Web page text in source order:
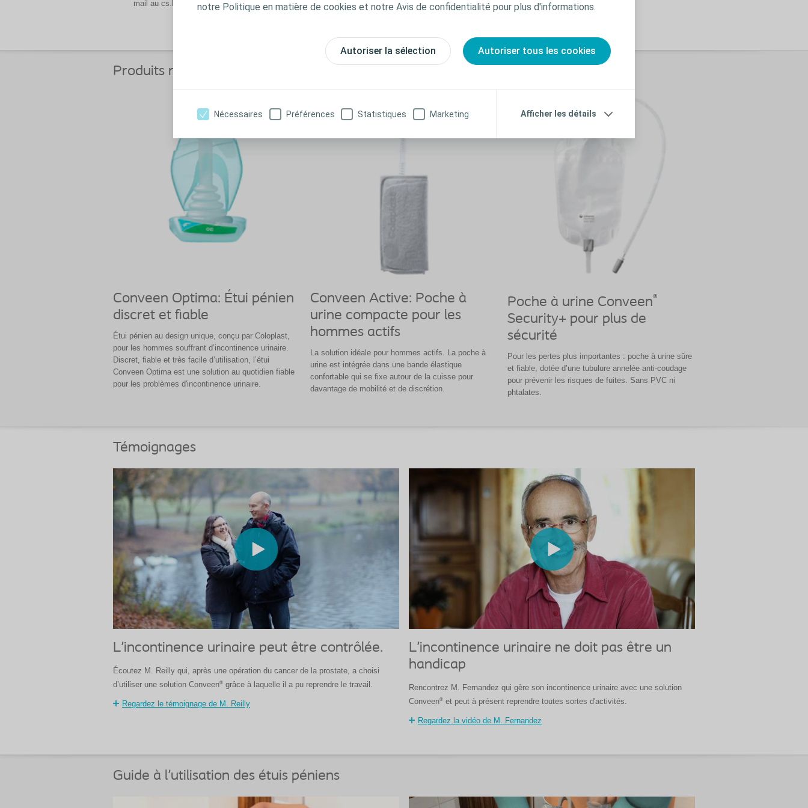
notre Politique en matière de cookies et notre Avis de confidentialité pour plus d'informations.
Autoriser la sélection Autoriser tous les cookies
Nécessaires Préférences Statistiques Marketing Afficher les détails
mail au cs.be@coloplast.com)
Produits recommandés
Conveen Optima: Étui pénien
discret et fiable
Étui pénien au design unique, conçu par Coloplast,
pour les hommes souffrant d’incontinence urinaire.
Discret, fiable et très facile d’utilisation, l’étui
Conveen Optima est une solution au quotidien fiable
pour les problèmes d'incontinence urinaire.
Conveen Active: Poche à
urine compacte pour les
hommes actifs
La solution idéale pour hommes actifs. La poche à
urine est intégrée dans une bande élastique
confortable qui se fixe autour de la cuisse pour
davantage de mobilité et de discrétion.
Poche à urine Conveen®
Security+ pour plus de
sécurité
Pour les pertes plus importantes : poche à urine sûre
et fiable, dotée d’une tubulure annelée anti-coudage
pour prévenir les risques de fuites. Sans PVC ni
phtalates.
Témoignages
L'incontinence urinaire peut être contrôlée.
Écoutez M. Reilly qui, après une opération du cancer de la prostate, a choisi
d’utiliser une solution Conveen® grâce à laquelle il a pu reprendre le travail.
Regardez le témoignage de M. Reilly
L'incontinence urinaire ne doit pas être un
handicap
Rencontrez M. Fernandez qui gère son incontinence urinaire avec une solution
Conveen® et peut à présent reprendre toutes sortes d'activités.
Regardez la vidéo de M. Fernandez
Guide à l'utilisation des étuis péniens